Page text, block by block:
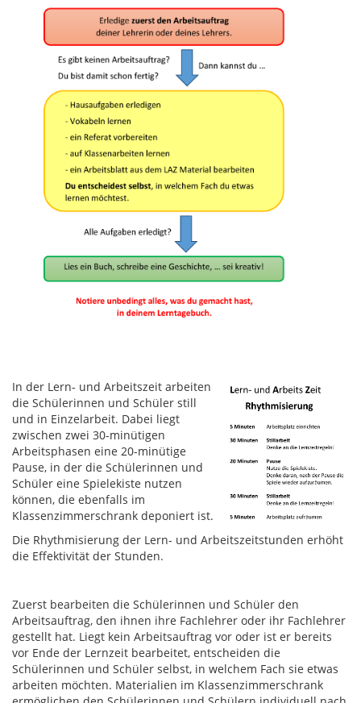
In der Lern- und Arbeitszeit arbeiten
die Schülerinnen und Schüler still
und in Einzelarbeit. Dabei liegt
zwischen zwei 30-minütigen
Arbeitsphasen eine 20-minütige
Pause, in der die Schülerinnen und
Schüler eine Spielekiste nutzen
können, die ebenfalls im
Klassenzimmerschrank deponiert ist.
Die Rhythmisierung der Lern- und Arbeitszeitstunden erhöht
die Effektivität der Stunden.
Zuerst bearbeiten die Schülerinnen und Schüler den
Arbeitsauftrag, den ihnen ihre Fachlehrer oder ihr Fachlehrer
gestellt hat. Liegt kein Arbeitsauftrag vor oder ist er bereits
vor Ende der Lernzeit bearbeitet, entscheiden die
Schülerinnen und Schüler selbst, in welchem Fach sie etwas
arbeiten möchten. Materialien im Klassenzimmerschrank